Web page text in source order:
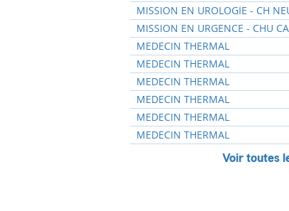
MISSION EN UROLOGIE - CH
MISSION EN URGENCE - CHU
MEDECIN THERMAL
MEDECIN THERMAL
MEDECIN THERMAL
MEDECIN THERMAL
MEDECIN THERMAL
MEDECIN THERMAL
Voir toutes